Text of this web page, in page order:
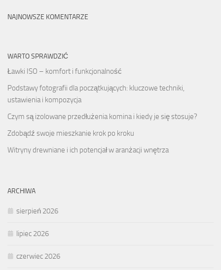
NAJNOWSZE KOMENTARZE
WARTO SPRAWDZIĆ
Ławki ISO – komfort i funkcjonalność
Podstawy fotografii dla początkujących: kluczowe techniki,
ustawienia i kompozycja
Czym są izolowane przedłużenia komina i kiedy je się stosuje?
Zdobądź swoje mieszkanie krok po kroku
Witryny drewniane i ich potencjał w aranżacji wnętrza
ARCHIWA
sierpień 2026
lipiec 2026
czerwiec 2026